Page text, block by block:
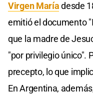
Virgen Maríadesde
emitió el documento
que la madre de
"por privilegio único".
precepto, lo que
En Argentina,